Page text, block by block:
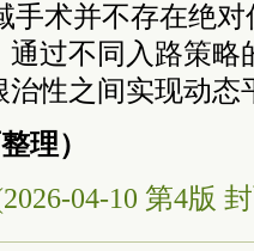
手术并不存在绝
过不同入路策略
性之间实现动态
理）
04-10 第4版